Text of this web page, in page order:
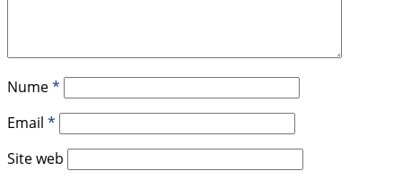
Nume*
Email *
Site web